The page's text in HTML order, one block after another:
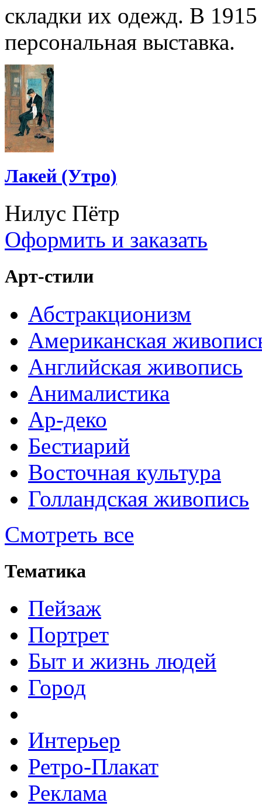
складки их одежд. В 1915
персональная выставка.
Лакей (Утро)
Нилус Пётр
Оформить и заказать
Арт-стили
Абстракционизм
Американская
Английская живопись
Анималистика
Ар-деко
Бестиарий
Восточная культура
Голландская живопись
Смотреть все
Тематика
Пейзаж
Портрет
Быт и жизнь людей
Город
Интерьер
Ретро-Плакат
Реклама